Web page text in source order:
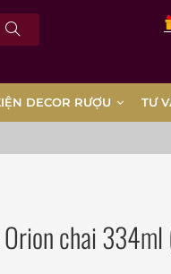
DECOR RƯỢU TƯ
chai 334ml